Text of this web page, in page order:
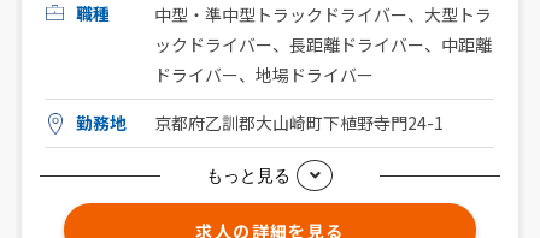
職種
中型・準中型トラックドライバー、大型トラ
ックドライバー、長距離ドライバー、中距離
ドライバー、地場ドライバー
勤務地
京都府乙訓郡大山崎町下植野寺門24-1
もっと見る
求人の詳細を見る